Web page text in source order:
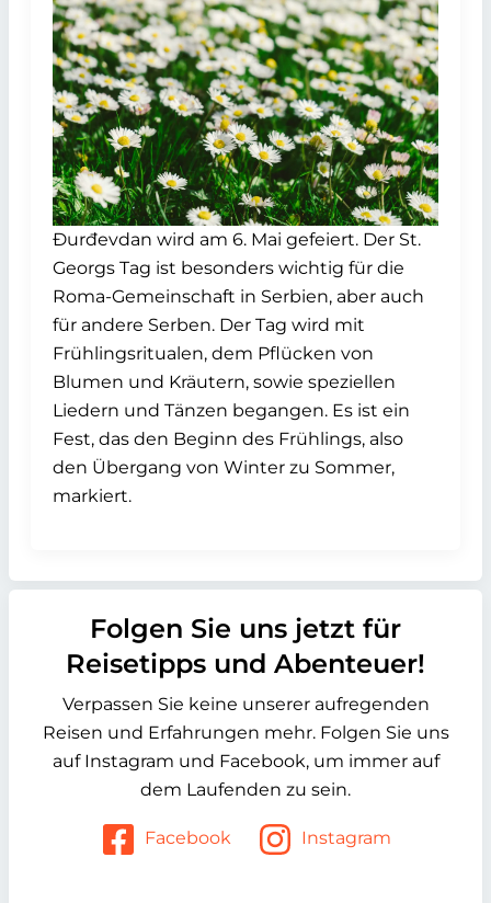
Đurđevdan wird am 6. Mai gefeiert. Der St.
Georgs Tag ist besonders wichtig für die
Roma-Gemeinschaft in Serbien, aber auch
für andere Serben. Der Tag wird mit
Frühlingsritualen, dem Pflücken von
Blumen und Kräutern, sowie speziellen
Liedern und Tänzen begangen. Es ist ein
Fest, das den Beginn des Frühlings, also
den Übergang von Winter zu Sommer,
markiert.
Folgen Sie uns jetzt für
Reisetipps und Abenteuer!
Verpassen Sie keine unserer aufregenden
Reisen und Erfahrungen mehr. Folgen Sie uns
auf Instagram und Facebook, um immer auf
dem Laufenden zu sein.
Facebook Instagram